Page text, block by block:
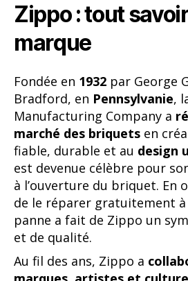
Zippo : tout
marque
Fondée en 1932 par George
Bradford, en Pennsylvanie,
Manufacturing Company a
marché des briquets en
fiable, durable et au design
est devenue célèbre pour
à l’ouverture du briquet. En
de le réparer gratuitement à
panne a fait de Zippo un
et de qualité.
Au fil des ans, Zippo a